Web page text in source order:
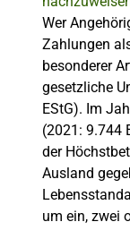
Wer
Zahlungen
besonderer
gesetzliche
EStG). Im
(2021: 9.744
der
Ausland
um ein, zwei